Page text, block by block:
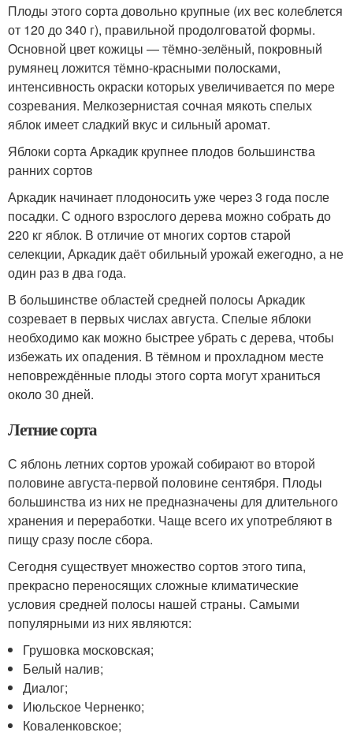
Плоды этого сорта довольно крупные (их вес колеблется
от 120 до 340 г), правильной продолговатой формы.
Основной цвет кожицы — тёмно-зелёный, покровный
румянец ложится тёмно-красными полосками,
интенсивность окраски которых увеличивается по мере
созревания. Мелкозернистая сочная мякоть спелых
яблок имеет сладкий вкус и сильный аромат.
Яблоки сорта Аркадик крупнее плодов большинства
ранних сортов
Аркадик начинает плодоносить уже через 3 года после
посадки. С одного взрослого дерева можно собрать до
220 кг яблок. В отличие от многих сортов старой
селекции, Аркадик даёт обильный урожай ежегодно, а не
один раз в два года.
В большинстве областей средней полосы Аркадик
созревает в первых числах августа. Спелые яблоки
необходимо как можно быстрее убрать с дерева, чтобы
избежать их опадения. В тёмном и прохладном месте
неповреждённые плоды этого сорта могут храниться
около 30 дней.
Летние сорта
С яблонь летних сортов урожай собирают во второй
половине августа-первой половине сентября. Плоды
большинства из них не предназначены для длительного
хранения и переработки. Чаще всего их употребляют в
пищу сразу после сбора.
Сегодня существует множество сортов этого типа,
прекрасно переносящих сложные климатические
условия средней полосы нашей страны. Самыми
популярными из них являются:
Грушовка московская;
Белый налив;
Диалог;
Июльское Черненко;
Коваленковское;